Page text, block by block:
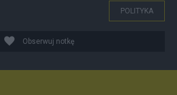
POLITYKA
Obserwuj notkę